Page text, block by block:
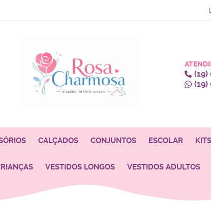
(19)
(19)
CALÇADOS CONJUNTOS ESCOLAR KITS
VESTIDOS LONGOS VESTIDOS ADULTOS